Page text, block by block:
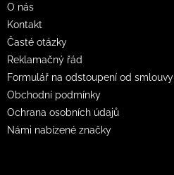
O nás
Kontakt
Časté otázky
Reklamačný řád
Formulář na odstoupení od smlouvy
Obchodní podmínky
Ochrana osobních údajů
Námi nabízené značky